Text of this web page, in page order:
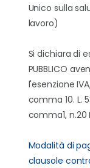
Unico sulla
lavoro)
Si dichiara di
PUBBLICO
l'esenzione
comma 10. L.
comma1, n.20
Modalità di
clausole